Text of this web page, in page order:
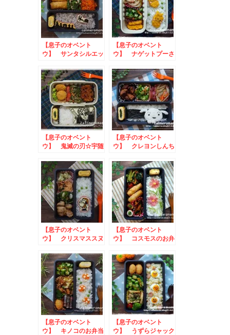
【息子のオベント
ウ】 サンタシルエッ
【息子のオベント
ウ】 ナゲットプーさ
【息子のオベント
ウ】 鬼滅の刃☆宇随
【息子のオベント
ウ】 クレヨンしんち
【息子のオベント
ウ】 クリスマススヌ
イチビキごはん
【息子のオベント
ウ】 コスモスのお弁
グランプリ
【息子のオベント
ウ】 キノコのお弁当
【息子のオベント
ウ】 うずらジャック